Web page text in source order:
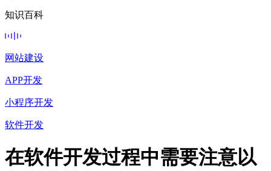
知识百科
网站建设
APP开发
小程序开发
软件开发
在软件开发过程中需要注意以